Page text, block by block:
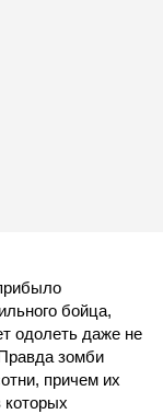
бойца,
одолеть даже не
зомби
причем их
которых